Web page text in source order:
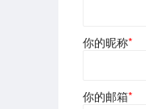
你的昵称*
你的邮箱*